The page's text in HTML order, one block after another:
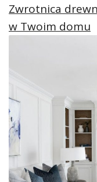
Zwrotnica
w Twoim domu